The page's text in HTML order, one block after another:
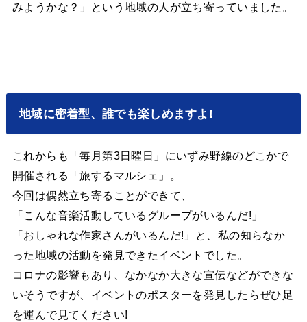
みようかな？」という地域の人が立ち寄っていました。
地域に密着型、誰でも楽しめますよ!
これからも「毎月第3日曜日」にいずみ野線のどこかで
開催される「旅するマルシェ」。
今回は偶然立ち寄ることができて、
「こんな音楽活動しているグループがいるんだ!」
「おしゃれな作家さんがいるんだ!」と、私の知らなか
った地域の活動を発見できたイベントでした。
コロナの影響もあり、なかなか大きな宣伝などができな
いそうですが、イベントのポスターを発見したらぜひ足
を運んで見てください!